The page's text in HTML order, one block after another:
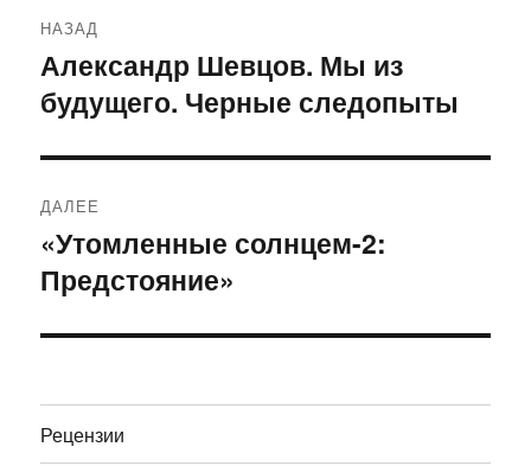
по
записям
НАЗАД
Предыдущая
запись:
Александр Шевцов. Мы из
будущего. Черные следопыты
ДАЛЕЕ
Следующая
запись:
«Утомленные солнцем-2:
Предстояние»
Рецензии